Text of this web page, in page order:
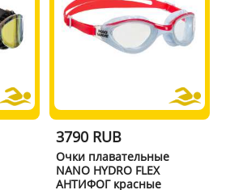
3790 RUB
Очки плавательные
NANO HYDRO FLEX
АНТИФОГ красные